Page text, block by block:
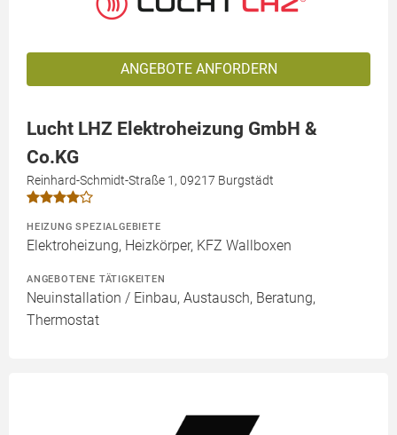
ANGEBOTE ANFORDERN
Lucht LHZ Elektroheizung GmbH &
Co.KG
Reinhard-Schmidt-Straße 1, 09217 Burgstädt
HEIZUNG SPEZIALGEBIETE
Elektroheizung, Heizkörper, KFZ Wallboxen
ANGEBOTENE TÄTIGKEITEN
Neuinstallation / Einbau, Austausch, Beratung,
Thermostat